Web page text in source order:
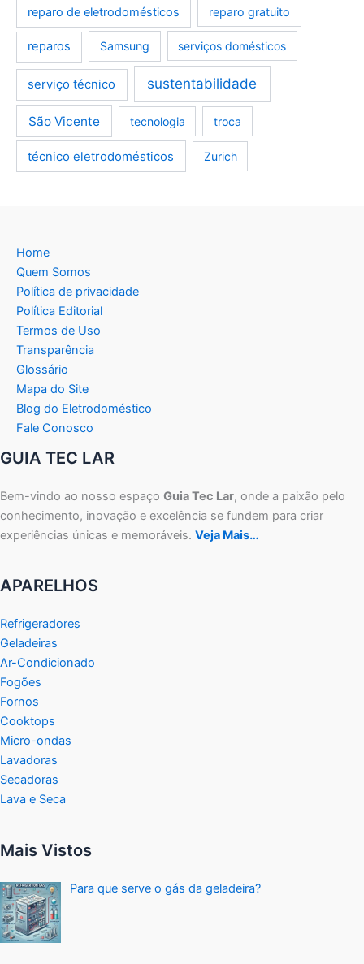
reparo de eletrodomésticos reparo gratuito
reparos Samsung serviços domésticos
serviço técnico sustentabilidade
São Vicente tecnologia troca
técnico eletrodomésticos Zurich
Home
Quem Somos
Política de privacidade
Política Editorial
Termos de Uso
Transparência
Glossário
Mapa do Site
Blog do Eletrodoméstico
Fale Conosco
GUIA TEC LAR
Bem-vindo ao nosso espaço Guia Tec Lar, onde a paixão pelo
conhecimento, inovação e excelência se fundem para criar
experiências únicas e memoráveis. Veja Mais…
APARELHOS
Refrigeradores
Geladeiras
Ar-Condicionado
Fogões
Fornos
Cooktops
Micro-ondas
Lavadoras
Secadoras
Lava e Seca
Mais Vistos
Para que serve o gás da geladeira?